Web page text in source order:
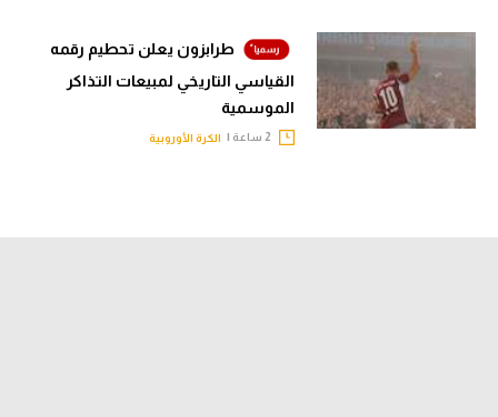
طرابزون يعلن تحطيم رقمه
القياسي التاريخي لمبيعات التذاكر
الموسمية
الكرة الأوروبية